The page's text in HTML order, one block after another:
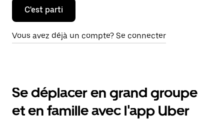
C'est parti
Vous avez déjà un compte? Se connecter
Se déplacer en grand groupe
et en famille avec l'app Uber